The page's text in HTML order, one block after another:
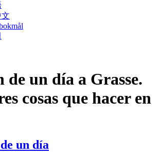
de un día a Grasse.
cosas que hacer en
un día